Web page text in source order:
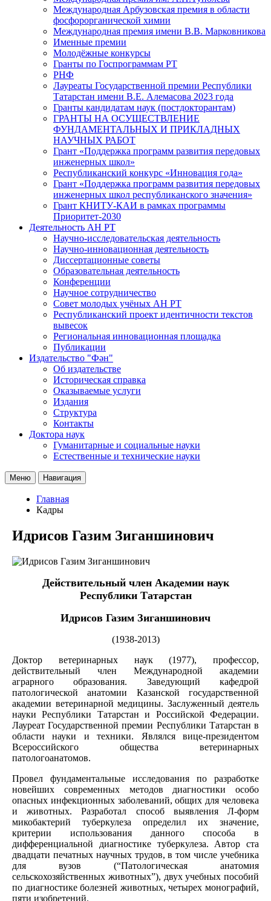
Международная Арбузовская премия в области
фосфорорганической химии
Международная премия имени В.В. Марковникова
Именные премии
Молодёжные конкурсы
Гранты по Госпрограммам РТ
РНФ
Лауреаты Государственной премии Республики
Татарстан имени В.Е. Алемасова 2023 года
Гранты кандидатам наук (постдокторантам)
ГРАНТЫ НА ОСУЩЕСТВЛЕНИЕ
ФУНДАМЕНТАЛЬНЫХ И ПРИКЛАДНЫХ
НАУЧНЫХ РАБОТ
Грант «Поддержка программ развития передовых
инженерных школ»
Республиканский конкурс «Инновация года»
Грант «Поддержка программ развития передовых
инженерных школ республиканского значения»
Грант КНИТУ-КАИ в рамках программы
Приоритет-2030
Деятельность АН РТ
Научно-исследовательская деятельность
Научно-инновационная деятельность
Диссертационные советы
Образовательная деятельность
Конференции
Научное сотрудничество
Совет молодых учёных АН РТ
Республиканский проект идентичности текстов
вывесок
Региональная инновационная площадка
Публикации
Издательство "Фән"
Об издательстве
Историческая справка
Оказываемые услуги
Издания
Структура
Контакты
Доктора наук
Гуманитарные и социальные науки
Естественные и технические науки
Меню Навигация
Главная
Кадры
Идрисов Газим Зиганшинович
Действительный член Академии наук
Республики Татарстан
Идрисов Газим Зиганшинович
(1938-2013)
Доктор ветеринарных наук (1977), профессор,
действительный член Международной академии
аграрного образования. Заведующий кафедрой
патологической анатомии Казанской государственной
академии ветеринарной медицины. Заслуженный деятель
науки Республики Татарстан и Российской Федерации.
Лауреат Государственной премии Республики Татарстан в
области науки и техники. Являлся вице-президентом
Всероссийского общества ветеринарных
патологоанатомов.
Провел фундаментальные исследования по разработке
новейших современных методов диагностики особо
опасных инфекционных заболеваний, общих для человека
и животных. Разработал способ выявления Л-форм
микобактерий туберкулеза определил их значение,
критерии использования данного способа в
дифференциальной диагностике туберкулеза. Автор ста
двадцати печатных научных трудов, в том числе учебника
для вузов (“Патологическая анатомия
сельскохозяйственных животных”), двух учебных пособий
по диагностике болезней животных, четырех монографий,
пяти изобретений.